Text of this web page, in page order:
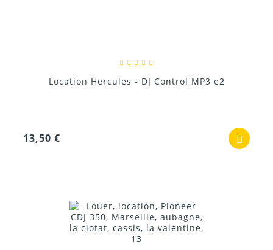
Location Hercules - DJ Control MP3 e2
13,50 €